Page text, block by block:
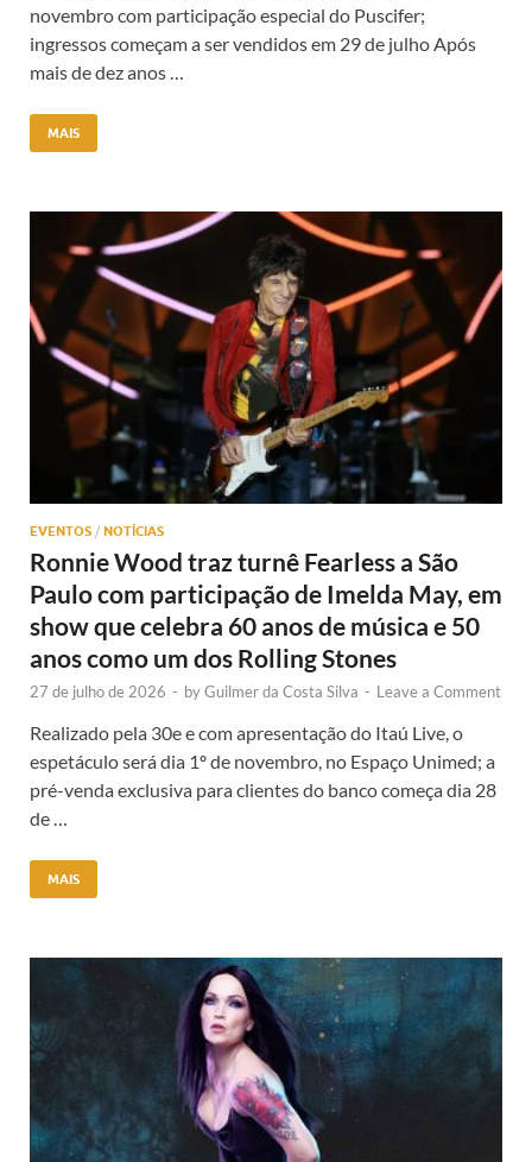
novembro com participação especial do Puscifer;
ingressos começam a ser vendidos em 29 de julho Após
mais de dez anos …
MAIS
EVENTOS / NOTÍCIAS
Ronnie Wood traz turnê Fearless a São
Paulo com participação de Imelda May, em
show que celebra 60 anos de música e 50
anos como um dos Rolling Stones
27 de julho de 2026 - byGuilmer da Costa Silva - Leave a Comment
Realizado pela 30e e com apresentação do Itaú Live, o
espetáculo será dia 1º de novembro, no Espaço Unimed; a
pré-venda exclusiva para clientes do banco começa dia 28
de …
MAIS